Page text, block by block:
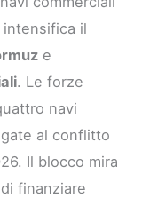
intensifica il
e
. Le forze
navi
al conflitto
Il blocco mira
di finanziare